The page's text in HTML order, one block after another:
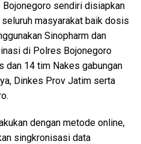
sendiri disiapkan
masyarakat baik dosis
Sinopharm dan
di Polres Bojonegoro
dan 14 tim Nakes gabungan
Dinkes Prov Jatim serta
dengan metode online,
singkronisasi data